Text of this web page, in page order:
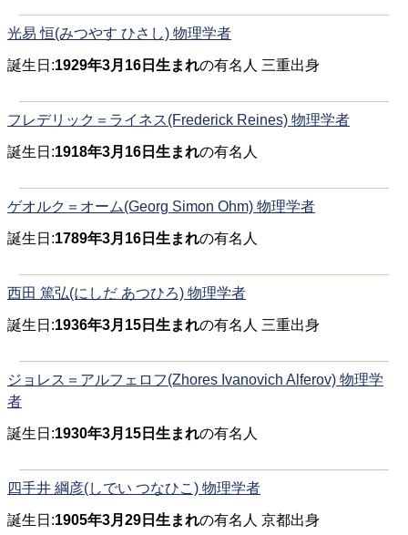
光易 恒(みつやす ひさし) 物理学者
誕生日:1929年3月16日生まれの有名人 三重出身
フレデリック＝ライネス(Frederick Reines) 物理学者
誕生日:1918年3月16日生まれの有名人
ゲオルク＝オーム(Georg Simon Ohm) 物理学者
誕生日:1789年3月16日生まれの有名人
西田 篤弘(にしだ あつひろ) 物理学者
誕生日:1936年3月15日生まれの有名人 三重出身
ジョレス＝アルフェロフ(Zhores Ivanovich Alferov) 物理学
者
誕生日:1930年3月15日生まれの有名人
四手井 綱彦(しでい つなひこ) 物理学者
誕生日:1905年3月29日生まれの有名人 京都出身